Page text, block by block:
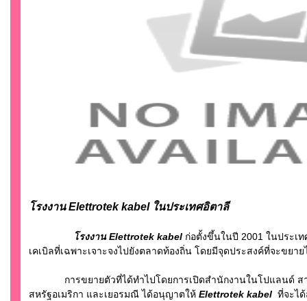
โรงงาน Elettrotek kabel ในประเทศอิตาลี
โรงงาน Elettrotek kabel ก่อตั้งขึ้นในปี 2001 ในประเ
เคเบิลที่เฉพาะเจาะจงไปยังตลาดท้องถิ่น โดยมีจุดประสงค์ที่จะขยา
การขยายตัวที่ได้ทำไปโดยการเปิดสำนักงานในโปแลนด์ สา
สหรัฐอเมริกา และเยอรมณี ได้อนุญาตให้ Elettrotek kabel ที่จะไ